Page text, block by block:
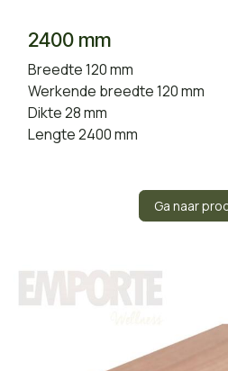
2400 mm
Breedte 120 mm
Werkende breedte 120 mm
Dikte 28 mm
Lengte 2400 mm
Ga naar